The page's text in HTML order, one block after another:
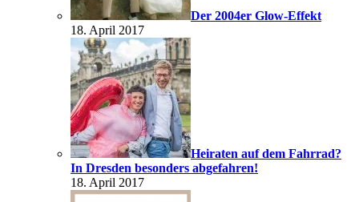
Der 2004er Glow-Effekt
18. April 2017
Heiraten auf dem Fahrrad?
In Dresden besonders abgefahren!
18. April 2017